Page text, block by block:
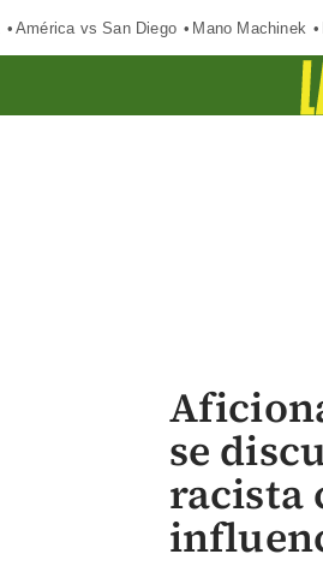
América vs San Diego Mano Machinek
se
racista